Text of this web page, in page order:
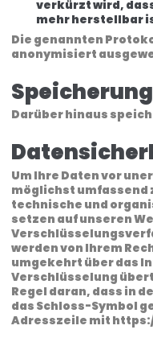
verkürzt wird,
mehr herstellbar
Die genannten
anonymisiert
Darüber hinaus
Um Ihre Daten vor
möglichst umfassend
technische und
setzen auf unseren
werden von Ihrem
umgekehrt über das
Verschlüsselung
Regel daran, dass in
das Schloss-Symbol
Adresszeile mit